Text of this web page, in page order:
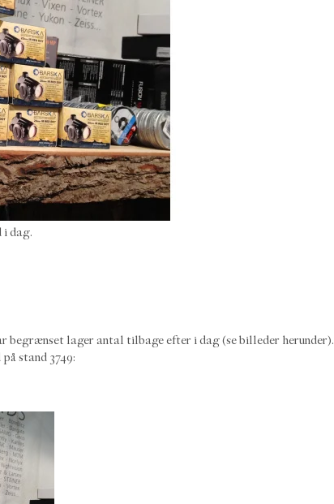
i dag.
begrænset lager antal tilbage efter i dag (se billeder herunder).
stand 3749: